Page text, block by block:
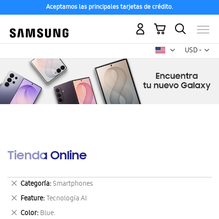
Aceptamos las principales tarjetas de crédito.
USD -
dólar
Mi carrito
Tienda Online
Categoría Smartphones
Eliminar
este
artículo
Feature Tecnología AI
Eliminar
este
Color Blue.
Eliminar